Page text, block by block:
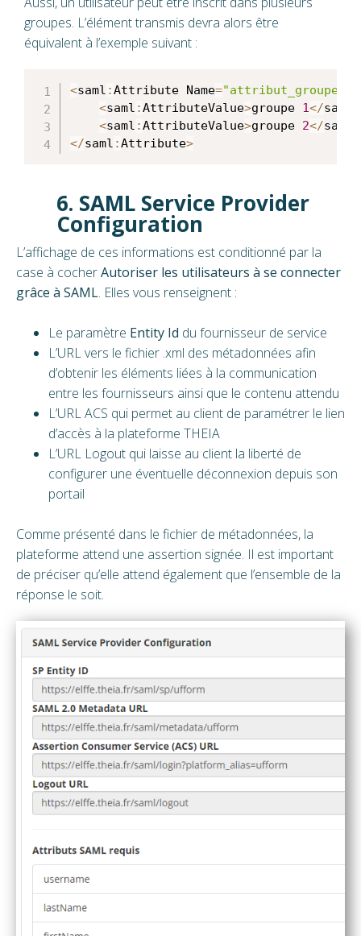
groupes. L’élément transmis devra alors être
équivalent à l’exemple suivant :
<saml :Attribute Name="attribut_groupe"
<saml :AttributeValue>groupe 1</saml
<saml :AttributeValue>groupe 2</saml
</saml :Attribute>
6. SAML Service Provider
Configuration
L’affichage de ces informations est conditionné par la
case à cocherAutoriser les utilisateurs à se connecter
grâce à SAML. Elles vous renseignent :
Le paramètre Entity Id du fournisseur de service
L’URL vers le fichier .xml des métadonnées afin
d’obtenir les éléments liées à la communication
entre les fournisseurs ainsi que le contenu attendu
L’URL ACS qui permet au client de paramétrer le lien
d’accès à la plateforme THEIA
L’URL Logout qui laisse au client la liberté de
configurer une éventuelle déconnexion depuis son
portail
Comme présenté dans le fichier de métadonnées, la
plateforme attend une assertion signée. Il est important
de préciser qu’elle attend également que l’ensemble de la
réponse le soit.